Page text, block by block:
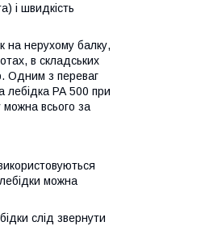
і швидкість
на нерухому балку,
в складських
Одним з переваг
лебідка РА 500 при
можна всього за
можна
слід звернути